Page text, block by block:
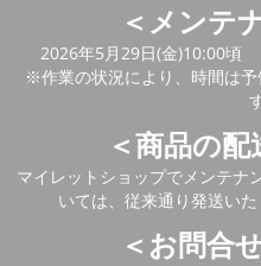
＜メンテ
2026年5月29日(金)10:00頃
※作業の状況により、時間は
＜商品の
マイレットショップでメンテナ
いては、従来通り発送い
＜お問合